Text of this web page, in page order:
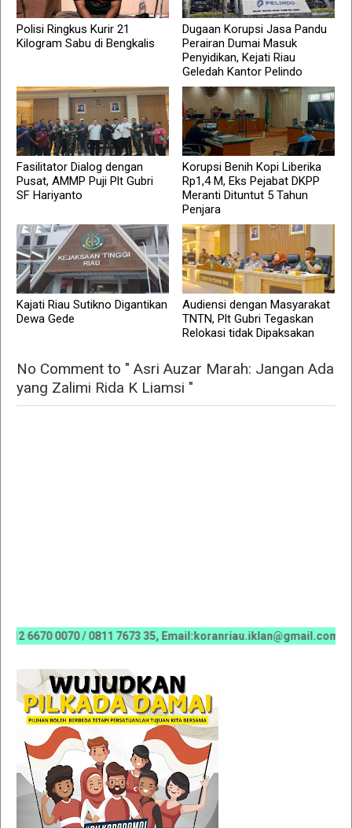
Polisi Ringkus Kurir 21
Kilogram Sabu di Bengkalis
Dugaan Korupsi Jasa Pandu
Perairan Dumai Masuk
Penyidikan, Kejati Riau
Geledah Kantor Pelindo
Fasilitator Dialog dengan
Pusat, AMMP Puji Plt Gubri
SF Hariyanto
Korupsi Benih Kopi Liberika
Rp1,4 M, Eks Pejabat DKPP
Meranti Dituntut 5 Tahun
Penjara
Kajati Riau Sutikno Digantikan
Dewa Gede
Audiensi dengan Masyarakat
TNTN, Plt Gubri Tegaskan
Relokasi tidak Dipaksakan
No Comment to " Asri Auzar Marah: Jangan Ada
yang Zalimi Rida K Liamsi "
6670 0070 / 0811 7673 35, Email:koranriau.iklan@gmail.com